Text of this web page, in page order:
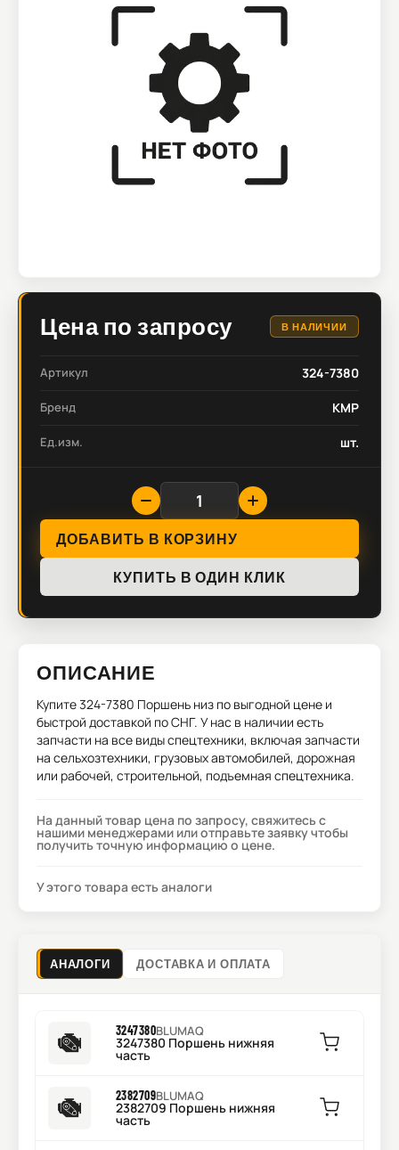
Цена по запросу В НАЛИЧИИ
Артикул 324-7380
Бренд KMP
Ед.изм. шт.
ДОБАВИТЬ В КОРЗИНУ
КУПИТЬ В ОДИН КЛИК
ОПИСАНИЕ
Купите324-7380 Поршень низ по выгодной цене и
быстрой доставкой по СНГ. У нас в наличии есть
запчасти на все виды спецтехники, включая запчасти
на сельхозтехники, грузовых автомобилей, дорожная
или рабочей, строительной, подъемная спецтехника.
На данный товар цена по запросу, свяжитесь с
нашими менеджерами или отправьте заявку чтобы
получить точную информацию о цене.
У этого товара есть аналоги
АНАЛОГИ ДОСТАВКА И ОПЛАТА
3247380BLUMAQ
3247380 Поршень нижняя
часть
2382709BLUMAQ
2382709 Поршень нижняя
часть